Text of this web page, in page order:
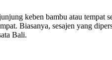
keben bambu atau tempat
Biasanya, sesajen yang
Bali.